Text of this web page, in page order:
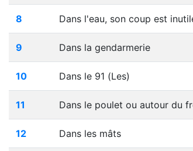
8 Dans l'eau, son coup est
9 Dans la gendarmerie
10 Dans le 91 (Les)
11 Dans le poulet ou autour du
12 Dans les mâts